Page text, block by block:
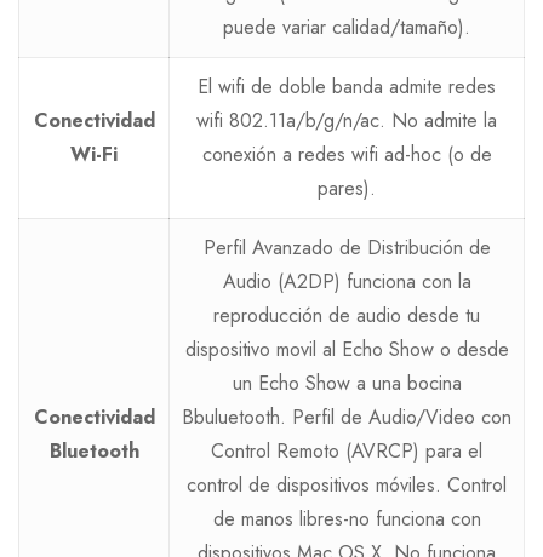
puede variar calidad/tamaño).
Conectividad
Wi-Fi
El wifi de doble banda admite redes
wifi 802.11a/b/g/n/ac. No admite la
conexión a redes wifi ad-hoc (o de
pares).
Conectividad
Bluetooth
Perfil Avanzado de Distribución de
Audio (A2DP) funciona con la
reproducción de audio desde tu
dispositivo movil al Echo Show o desde
un Echo Show a una bocina
Bbuluetooth. Perfil de Audio/Video con
Control Remoto (AVRCP) para el
control de dispositivos móviles. Control
de manos libres-no funciona con